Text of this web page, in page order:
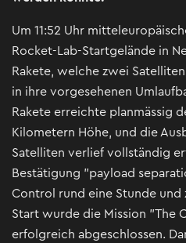
Um 11:52 Uhr
Rocket-Lab-Startgelände in
Rakete, welche zwei
in ihre vorgesehenen
Rakete erreichte planmässig
Kilometern Höhe, und die
Satelliten verlief vollständig
Bestätigung "payload
Control rund eine Stunde und
Start wurde die Mission "The
erfolgreich abgeschlossen.